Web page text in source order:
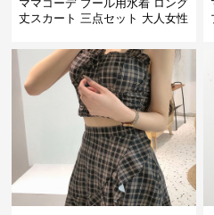
ママコーデ プール用水着 ロング
丈スカート 三点セット 大人女性